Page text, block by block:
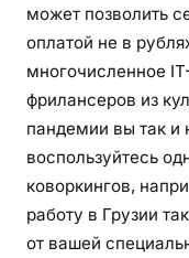
может позволить
оплатой не в
многочисленное
фрилансеров из
пандемии вы так и
воспользуйтесь
коворкингов,
работу в Грузии
от вашей